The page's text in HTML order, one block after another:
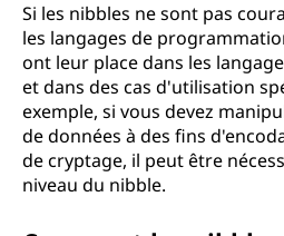
Si les nibbles ne sont pas
les langages de
ont leur place dans les
et dans des cas d'utilisation
exemple, si vous devez
de données à des fins
de cryptage, il peut être
niveau du nibble.